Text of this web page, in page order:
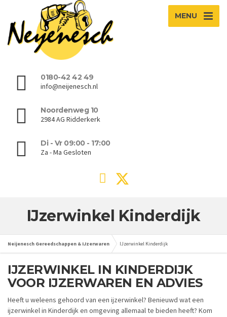
MENU
0180-42 42 49
info@neijenesch.nl
Noordenweg 10
2984 AG Ridderkerk
Di - Vr 09:00 - 17:00
Za - Ma Gesloten
IJzerwinkel Kinderdijk
Neijenesch Gereedschappen & IJzerwaren IJzerwinkel Kinderdijk
IJZERWINKEL IN KINDERDIJK
VOOR IJZERWAREN EN ADVIES
Heeft u weleens gehoord van een ijzerwinkel? Benieuwd wat een
ijzerwinkel in Kinderdijk en omgeving allemaal te bieden heeft? Kom